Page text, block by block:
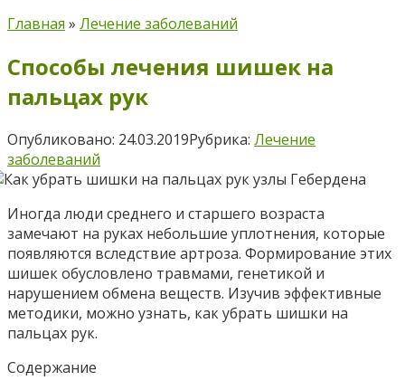
Главная » Лечение заболеваний
Способы лечения шишек на
пальцах рук
Опубликовано: 24.03.2019Рубрика: Лечение
заболеваний
Иногда люди среднего и старшего возраста
замечают на руках небольшие уплотнения, которые
появляются вследствие артроза. Формирование этих
шишек обусловлено травмами, генетикой и
нарушением обмена веществ. Изучив эффективные
методики, можно узнать, как убрать шишки на
пальцах рук.
Содержание